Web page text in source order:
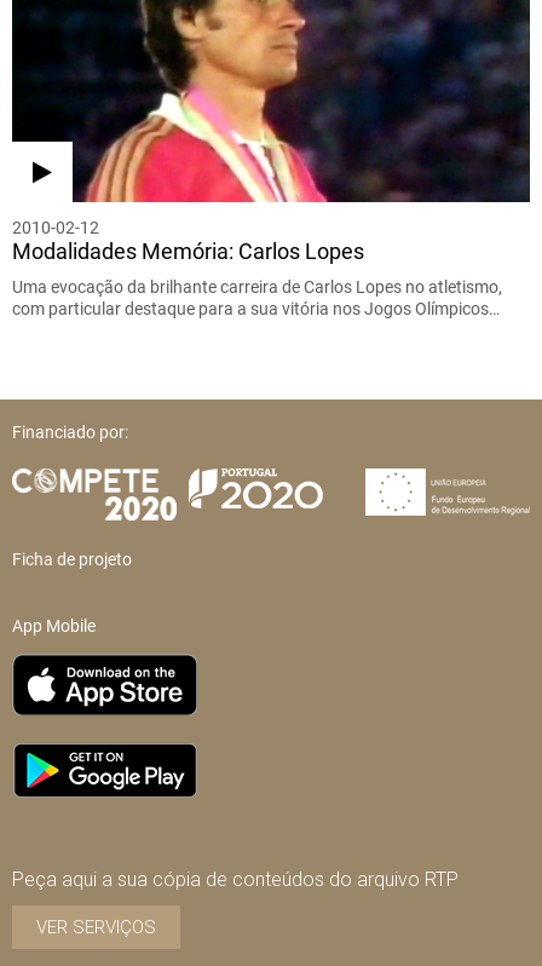
2010-02-12
Modalidades Memória: Carlos Lopes
Uma evocação da brilhante carreira de Carlos Lopes no atletismo,
com particular destaque para a sua vitória nos Jogos Olímpicos…
Financiado por:
Ficha de projeto
App Mobile
Peça aqui a sua cópia de conteúdos do arquivo RTP
VER SERVIÇOS